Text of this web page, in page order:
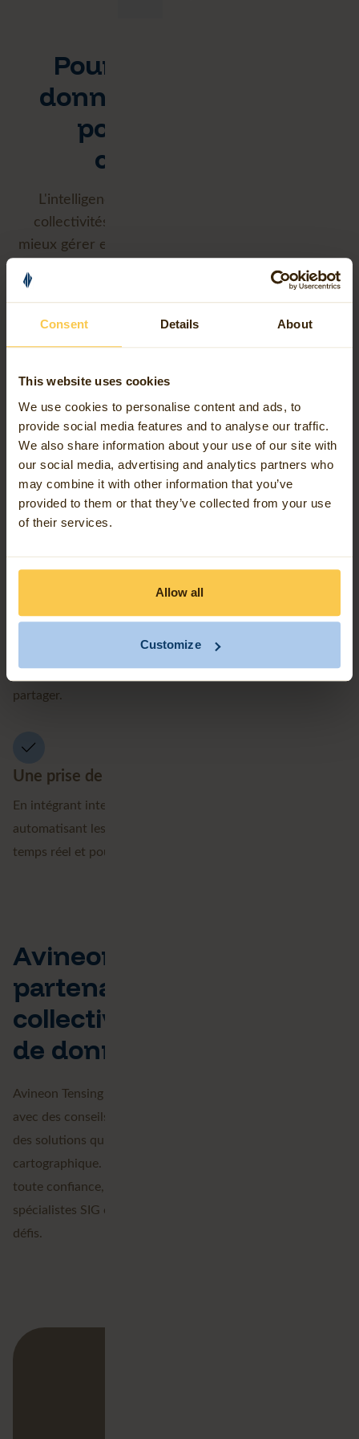
Consent Details About
This website uses cookies
We use cookies to personalise content and ads, to
provide social media features and to analyse our traffic.
We also share information about your use of our site with
our social media, advertising and analytics partners who
may combine it with other information that you’ve
provided to them or that they’ve collected from your use
of their services.
Allow all
Customize
Pourquoi utiliser les
données géospatiales
pour les villes et
collectivités ?
L'intelligence géospatiale aide les villes et les
collectivités à garder une vision d'ensemble, à
mieux gérer et à impliquer activement les citoyens
dans le cadre des politiques publiques.
Une meilleure compréhension et un meilleur
publiques concrètes et compréhensibles, y compris pour
les habitants. Avec des cartes et des tableaux de bord
interactifs, vous impliquez activement l’ensemble des
parties prenantes.
Une meilleure coopération
En tant que ville et collectivité, vous travaillez avec les
organismes intercommunales et d'autres partenaires.
L'intelligence géospatiale fournit des informations
actualisées et cohérentes que vous pouvez facilement
partager.
Une prise de décision
En intégrant intelligemment les sources de données et en
automatisant les processus, vous bénéficiez d'une vision en
temps réel et pouvez agir plus rapidement.
Avineon Tensing,
partenaire des
collectivités en matière
de données géospatiales
Avineon Tensing se tient à vos côtés en tant que partenaire
avec des conseils stratégiques, une précision technique et
des solutions qui vont au-delà de juste de la production
cartographique. Cela vous permet de faire des choix en
toute confiance, pour aujourd'hui et pour demain. Nos
spécialistes SIG certifiés Esri et FME comprennent vos
défis.